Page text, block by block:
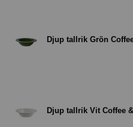
Djup tallrik Grön
Djup tallrik Vit Coffee